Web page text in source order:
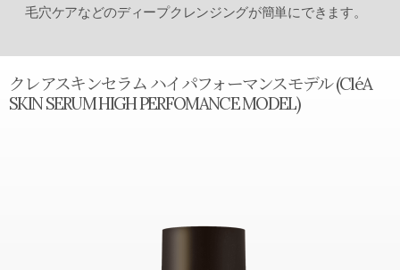
⽑⽳ケアなどのディープクレンジングが簡単にできます。
クレアスキンセラム ハイパフォーマンスモデル (CléA
SKIN SERUM HIGH PERFOMANCE MODEL)